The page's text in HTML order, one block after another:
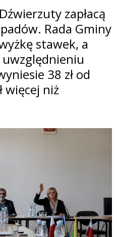
zapłacą
Rada Gminy
stawek, a
uwzględnieniu
38 zł od
więcej niż